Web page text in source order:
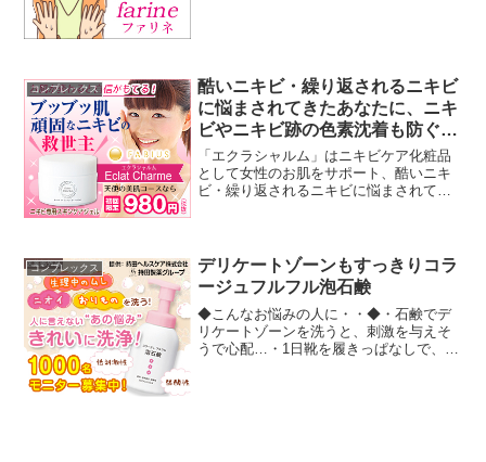
コンプレックス
酷いニキビ・繰り返されるニキビ
に悩まされてきたあなたに、ニキ
ビやニキビ跡の色素沈着も防ぐ
「Eclat Charme（エクラシャル
ム）」！！
「エクラシャルム」はニキビケア化粧品
として女性のお肌をサポート、酷いニキ
ビ・繰り返されるニキビに悩まされてき
Ch...
コンプレックス
デリケートゾーンもすっきりコラ
ージュフルフル泡石鹸
◆こんなお悩みの人に・・◆・石鹸でデ
リケートゾーンを洗うと、刺激を与えそ
うで心配…・1日靴を履きっぱなしで、い